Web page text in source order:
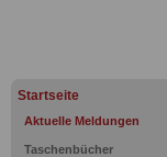
Startseite
Aktuelle Meldungen
Taschenbücher